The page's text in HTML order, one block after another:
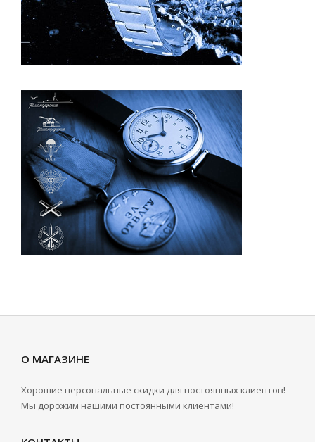
О МАГАЗИНЕ
Хорошие персональные скидки для постоянных клиентов!
Мы дорожим нашими постоянными клиентами!